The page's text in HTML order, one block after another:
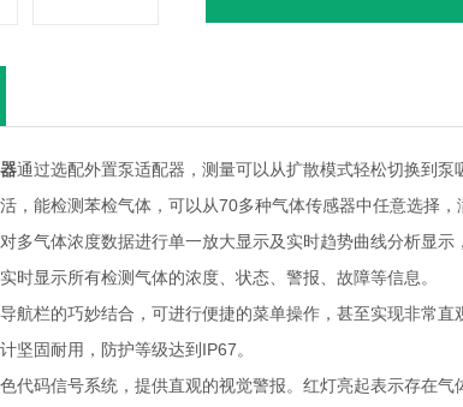
通过选配外置泵适配器，测量可以从扩散模式轻松切换到泵
，能检测苯检气体，可以从70多种气体传感器中任意选择，
多气体浓度数据进行单一放大显示及实时趋势曲线分析显
时显示所有检测气体的浓度、状态、警报、故障等信息。
航栏的巧妙结合，可进行便捷的菜单操作，甚至实现非常直
坚固耐用，防护等级达到IP67。
代码信号系统，提供直观的视觉警报。红灯亮起表示存在